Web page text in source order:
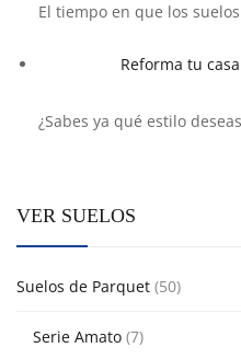
El tiempo en que los
Reforma tu
¿Sabes ya qué estilo
VER SUELOS
Suelos de Parquet (50)
Serie Amato (7)